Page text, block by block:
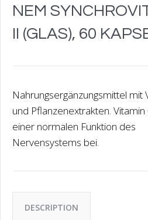
NEM
II (GLAS), 60
Nahrungsergänzungsmittel mit
und Pflanzenextrakten. Vitamin
einer normalen Funktion des
Nervensystems bei.
DESCRIPTION